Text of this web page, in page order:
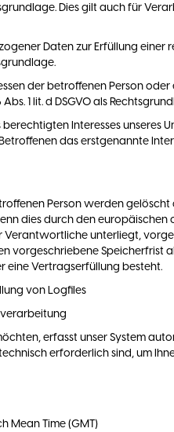
Dies gilt auch für
Daten zur Erfüllung
der betroffenen Person
1 lit. d DSGVO als
Interesses unseres
das erstgenannte
Person werden
dies durch den
unterliegt,
vorgeschriebene Speicherfrist
eine Vertragserfüllung besteht.
von Logfiles
erfasst unser System
erforderlich sind, um
Mean Time (GMT)